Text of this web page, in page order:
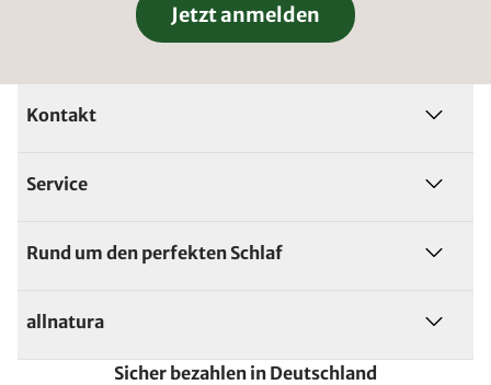
Jetzt anmelden
Kontakt
Service
Rund um den perfekten Schlaf
allnatura
Sicher bezahlen in Deutschland